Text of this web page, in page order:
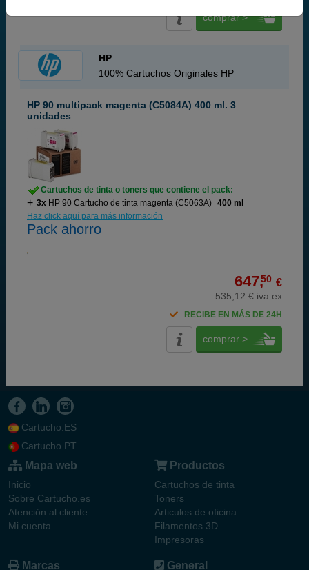
comprar >
HP
100% Cartuchos Originales HP
HP 90 multipack magenta (C5084A) 400 ml. 3
unidades
Cartuchos de tinta o toners que contiene el pack:
3x HP 90 Cartucho de tinta magenta (C5063A) 400 ml
Haz click aquí para más información
Pack ahorro
647,50 €
535,12 € iva ex
RECIBE EN MÁS DE 24H
comprar >
Cartucho.ES
Cartucho.PT
Mapa web
Inicio
Sobre Cartucho.es
Atención al cliente
Mi cuenta
Productos
Cartuchos de tinta
Toners
Articulos de oficina
Filamentos 3D
Impresoras
Marcas General